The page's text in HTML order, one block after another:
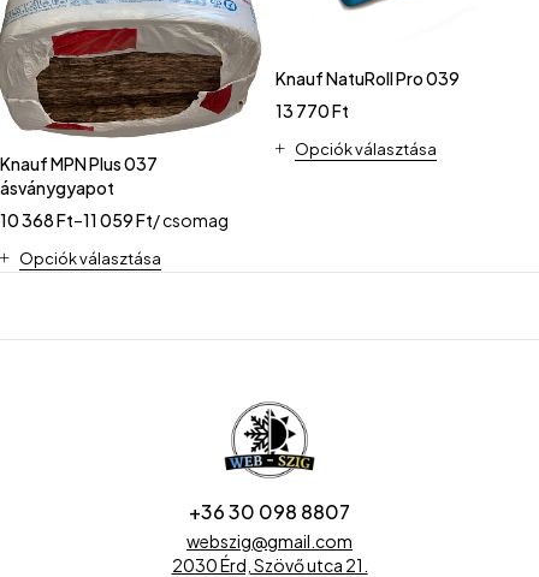
Knauf MPN Plus 037
ásványgyapot
10 368Ft–11 059Ft/ csomag
Opciók választása
Knauf NatuRoll Pro 039
13 770Ft
Opciók választása
+36 30 098 8807
webszig@gmail.com
2030 Érd, Szövő utca 21.